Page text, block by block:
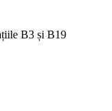
B3 și B19